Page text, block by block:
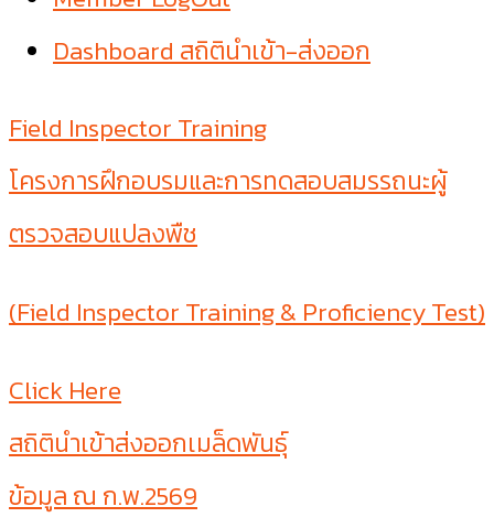
Dashboard สถิตินำเข้า-ส่งออก
Field Inspector Training
โครงการฝึกอบรมและการทดสอบสมรรถนะผู้
ตรวจสอบแปลงพืช
(Field Inspector Training & Proficiency Test)
Click Here
สถิตินำเข้าส่งออกเมล็ดพันธุ์
ข้อมูล ณ ก.พ.2569